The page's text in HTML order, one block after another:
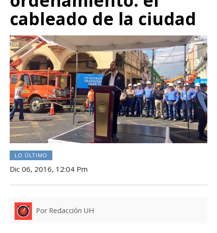
cableado de la ciudad
LO ÚLTIMO
Dic 06, 2016, 12:04 Pm
Por Redacción UH